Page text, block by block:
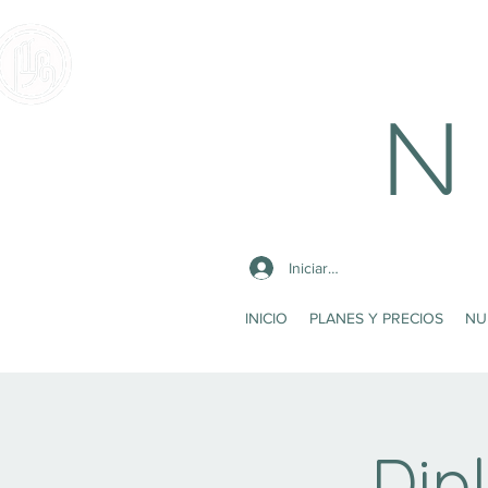
Iniciar sesión
INICIO PLANES Y PRECIOS